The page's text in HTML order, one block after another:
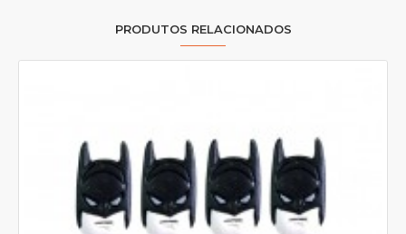
PRODUTOS RELACIONADOS